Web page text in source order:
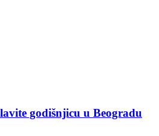
godišnjicu u Beogradu